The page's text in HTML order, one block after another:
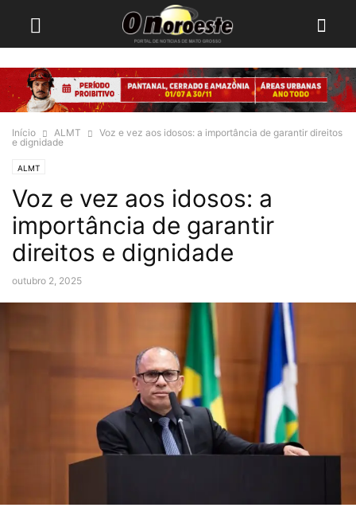
Início ALMT
Voz e vez aos idosos: a importância de garantir direitos
e dignidade
ALMT
Voz e vez aos idosos: a
importância de garantir
direitos e dignidade
outubro 2, 2025